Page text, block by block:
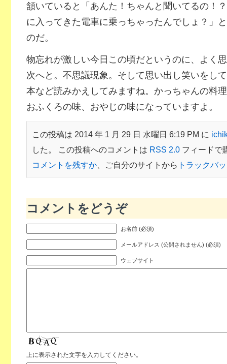
頷いていると「あんた！ちゃんと聞いてるの！
に入ってきた電車に乗っちゃったんでしょ？」
のだ。
物忘れが激しい今日この頃だというのに、よく
次へと。不思議現象。そして思い出し笑いをし
本など読みかえしてみますね。かっちゃんの料
おふくろの味、おやじの味になっていますよ。
この投稿は 2014 年 1 月 29 日 水曜日 6:19 PM に
した。 この投稿へのコメントは RSS 2.0フィードで
コメントを残すか、ご自分のサイトから トラックバ
コメントをどうぞ
お名前 (必須)
メールアドレス (公開されません) (必須)
ウェブサイト
上に表示された文字を入力してください。